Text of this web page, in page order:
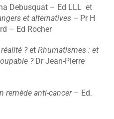
Debusquat – Ed LLL et
et alternatives – Pr H
– Ed Rocher
?et Rhumatismes : et
? Dr Jean-Pierre
remède anti-cancer– Ed.